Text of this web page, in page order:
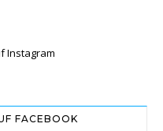
Instagram
FACEBOOK